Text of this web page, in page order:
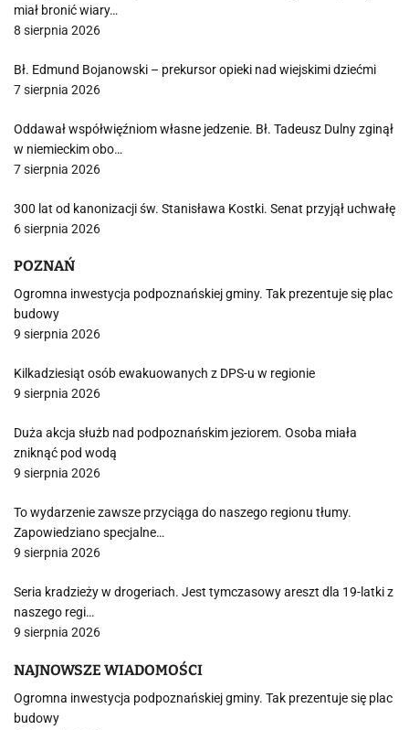
miał bronić wiary…
8 sierpnia 2026
Bł. Edmund Bojanowski – prekursor opieki nad wiejskimi dziećmi
7 sierpnia 2026
Oddawał współwięźniom własne jedzenie. Bł. Tadeusz Dulny zginął
w niemieckim obo…
7 sierpnia 2026
300 lat od kanonizacji św. Stanisława Kostki. Senat przyjął uchwałę
6 sierpnia 2026
POZNAŃ
Ogromna inwestycja podpoznańskiej gminy. Tak prezentuje się plac
budowy
9 sierpnia 2026
Kilkadziesiąt osób ewakuowanych z DPS-u w regionie
9 sierpnia 2026
Duża akcja służb nad podpoznańskim jeziorem. Osoba miała
zniknąć pod wodą
9 sierpnia 2026
To wydarzenie zawsze przyciąga do naszego regionu tłumy.
Zapowiedziano specjalne…
9 sierpnia 2026
Seria kradzieży w drogeriach. Jest tymczasowy areszt dla 19-latki z
naszego regi…
9 sierpnia 2026
NAJNOWSZE WIADOMOŚCI
Ogromna inwestycja podpoznańskiej gminy. Tak prezentuje się plac
budowy